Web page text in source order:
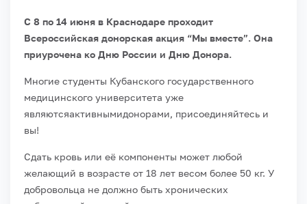
С 8 по 14 июня в Краснодаре проходит
Всероссийская донорская акция “Мы вместе”. Она
приурочена ко Дню России и Дню Донора.
Многие студенты Кубанского государственного
медицинского университета уже
являютсяактивнымидонорами, присоединяйтесь и
вы!
Сдать кровь или её компоненты может любой
желающий в возрасте от 18 лет весом более 50 кг. У
добровольца не должно быть хронических